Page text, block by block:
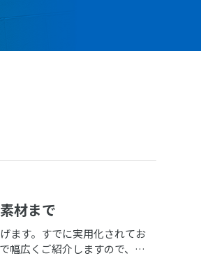
材まで
ます。すでに実用化されてお
幅広くご紹介しますので、ぜ